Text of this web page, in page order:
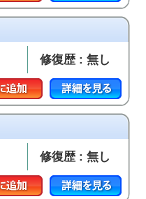
修復歴 : 無し
修復歴 : 無し